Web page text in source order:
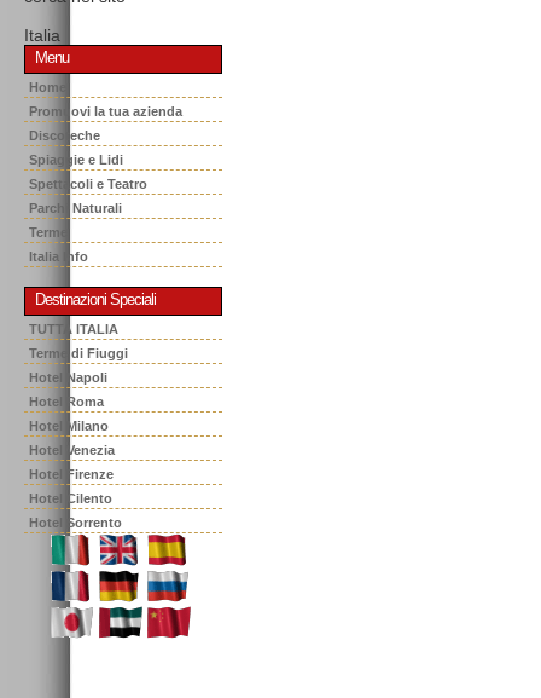
Italia
Menu
Home
Promuovi la tua azienda
Discoteche
Spiaggie e Lidi
Spettacoli e Teatro
Parchi Naturali
Terme
Italia Info
Destinazioni Speciali
TUTTA ITALIA
Terme di Fiuggi
Hotel Napoli
Hotel Roma
Hotel Milano
Hotel Venezia
Hotel Firenze
Hotel Cilento
Hotel Sorrento